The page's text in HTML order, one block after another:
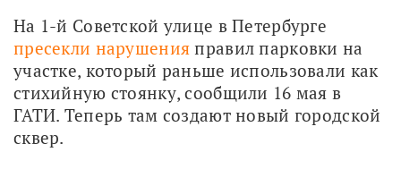
пресекли нарушения правил парковки на
участке, который раньше использовали как
стихийную стоянку, сообщили 16 мая в
ГАТИ. Теперь там создают новый городской
сквер.